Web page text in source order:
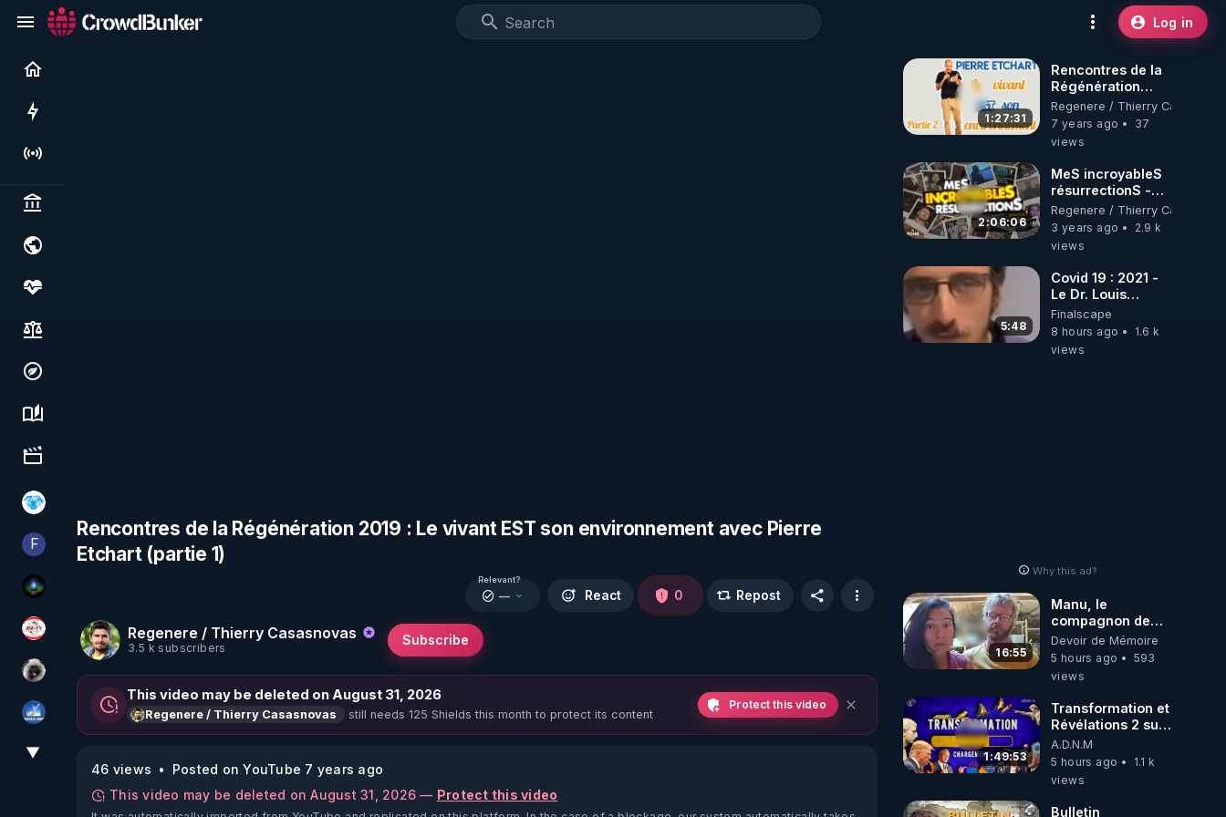
Log in
Live
Politics & institutions
Society, justice & freedoms
Economy, environment & technology
Science, history & spirituality
Culture, media & entertainment
A.D.N.M
FFinalscape
WakeUp
JSF - TV
Priscane
PAROLE LIBRE
▼
Rencontres de la Régénération 2019 : Le vivant EST son environnement avec Pierre
Etchart (partie 1)
Regenere / Thierry Casasnovas
3.5 k subscribers
Subscribe
Relevant?
— React 0 Repost
This video may be deleted on August 31, 2026
Regenere / Thierry Casasnovas still needs 125 Shields this month to protect its content
Protect this video
46 views
Posted on YouTube 7 years ago
This video may be deleted on August 31, 2026 — Protect this video
1:27:31
Rencontres de la
Régénération
2019 : Le vivant
EST son
environnement
Etchart (partie 2)
Regenere / Thierry
7 years ago
37
views
2:06:06
MeS incroyableS
résurrectionS -
Épisode 1
Regenere / Thierry
3 years ago
2.9 k
views
5:48
Covid 19 : 2021 -
Le Dr. Louis
Fouché renverse
le plateau de
CNews !
Finalscape
8 hours ago
1.6 k
views
Why this ad?
16:55
Manu, le
compagnon de
Kyria, raconte sa
garde à vue
musclée.
Devoir de Mémoire
5 hours ago
593
views
1:49:53
Transformation et
Révélations 2 sur
2 - live du
07/08/26
A.D.N.M
5 hours ago
1.1 k
views
Bulletin